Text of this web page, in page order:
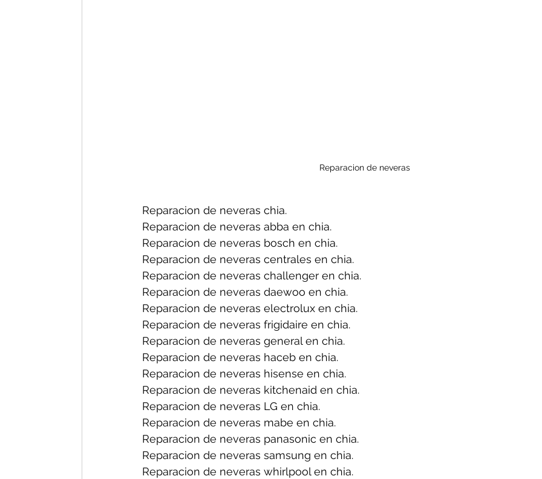
Reparacion de neveras
Reparacion de neveras chia.
Reparacion de neveras abba en chia.
Reparacion de neveras bosch en chia.
Reparacion de neveras centrales en chia.
Reparacion de neveras challenger en chia.
Reparacion de neveras daewoo en chia.
Reparacion de neveras electrolux en chia.
Reparacion de neveras frigidaire en chia.
Reparacion de neveras general en chia.
Reparacion de neveras haceb en chia.
Reparacion de neveras hisense en chia.
Reparacion de neveras kitchenaid en chia.
Reparacion de neveras LG en chia.
Reparacion de neveras mabe en chia.
Reparacion de neveras panasonic en chia.
Reparacion de neveras samsung en chia.
Reparacion de neveras whirlpool en chia.